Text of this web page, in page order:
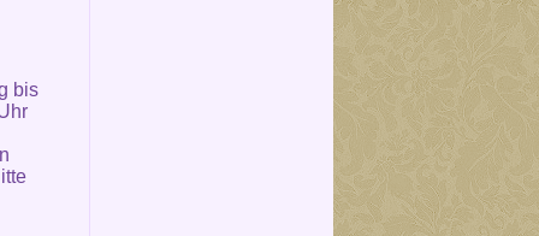
bis